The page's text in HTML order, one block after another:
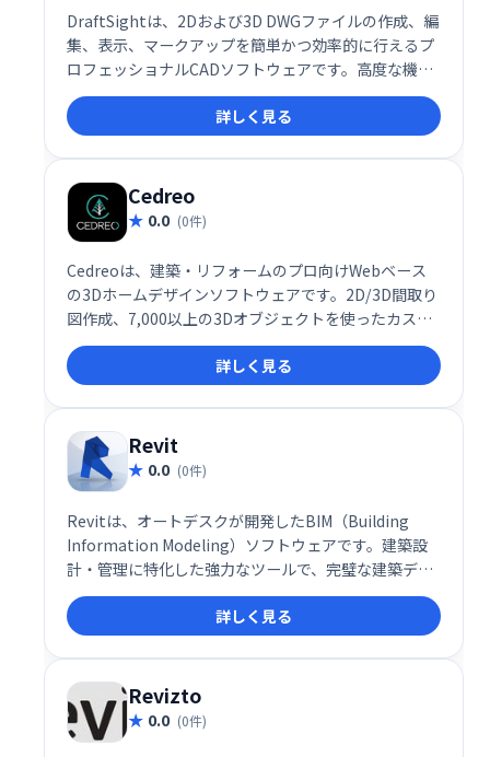
DraftSightは、2Dおよび3D DWGファイルの作成、編
集、表示、マークアップを簡単かつ効率的に行えるプ
ロフェッショナルCADソフトウェアです。高度な機能
を備えながら、直感的な操作性で、あらゆる設計ニー
ズに対応します。
詳しく見る
Cedreo
0.0 (0件)
Cedreoは、建築・リフォームのプロ向けWebベース
の3Dホームデザインソフトウェアです。2D/3D間取り
図作成、7,000以上の3Dオブジェクトを使ったカスタ
マイズ、写実的なレンダリング生成が可能です。複雑
な操作不要で、短時間でプロジェクトを視覚化し、共
有できます。時間を節約し、魅力的なプレゼンテーシ
ョンを作成しましょう。
詳しく見る
Revit
0.0 (0件)
Revitは、オートデスクが開発したBIM（Building
Information Modeling）ソフトウェアです。建築設
計・管理に特化した強力なツールで、完璧な建築デザ
インの作成を支援します。複数担当者による同時作業
を可能にし、中央モデルへのアクセスでコラボレーシ
ョンを促進、時間とコストの節約に繋がります。建築
業界のプロフェッショナルに最適です。
詳しく見る
Revizto
0.0 (0件)